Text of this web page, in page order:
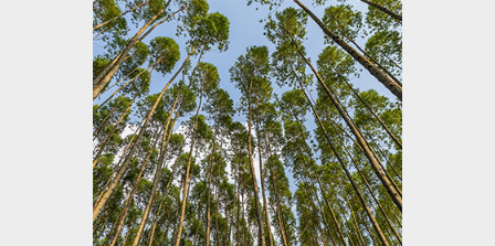
Nevado del Cocuy, Boyacá, Colombia